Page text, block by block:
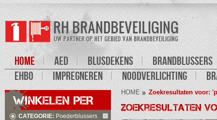
HOME AED BLUSDEKENS
BRANDBLUSSERS
EHBO
IMPREGNEREN NOODVERLICHTING
HOME Zoekresultaten voor:
Zoekresultaten
WINKELEN PER
CATEGORIE: Poederblussers